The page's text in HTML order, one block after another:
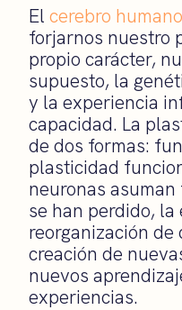
El cerebro
forjarnos nuestro
propio carácter,
supuesto, la
y la experiencia
capacidad. La
de dos formas:
plasticidad
neuronas
se han perdido,
reorganización
creación de
nuevos
experiencias.